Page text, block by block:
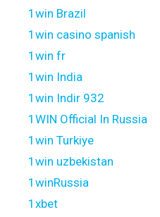
1win Brazil
1win casino spanish
1win fr
1win India
1win Indir 932
1WIN Official In Russia
1win Turkiye
1win uzbekistan
1winRussia
1xbet